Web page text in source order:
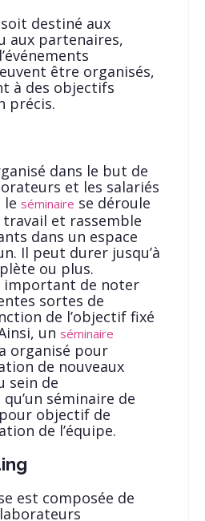
destiné aux
aux partenaires,
être organisés,
à des objectifs
précis.
dans le but de
et les salariés
le séminaire se déroule
et rassemble
dans un espace
Il peut durer jusqu’à
ou plus.
important de noter
sortes de
de l’objectif fixé
un séminaire
organisé pour
de nouveaux
sein de
séminaire de
objectif de
de l’équipe.
est composée de